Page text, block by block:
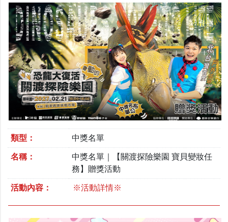
類型： 中獎名單
名稱：
中獎名單｜【關渡探險樂園 寶貝變妝任
務】贈獎活動
活動內容： ※活動詳情※